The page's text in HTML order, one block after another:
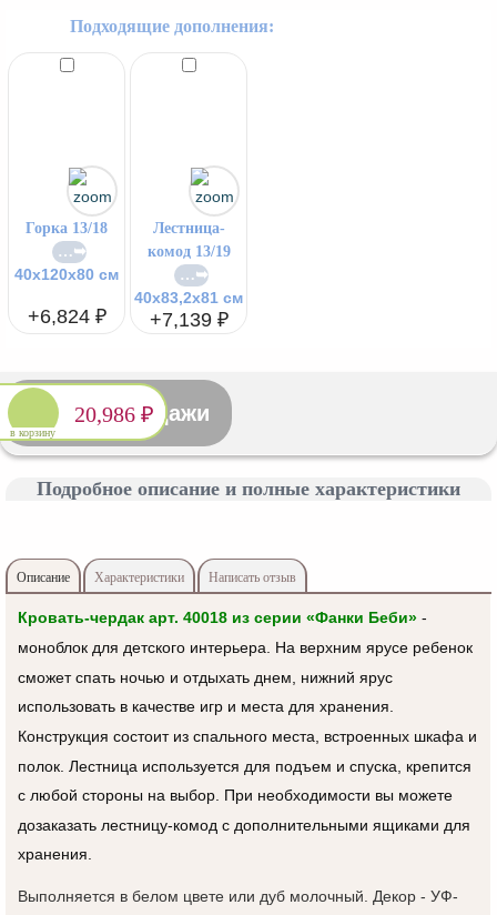
Подходящие дополнения:
Горка 13/18
40x120x80 см
+6,824 ₽
Лестница-
комод 13/19
40x83,2x81 см
+7,139 ₽
в корзину
20,986 ₽
Снято с продажи
Подробное описание и полные характеристики
Описание Характеристики Написать отзыв
Кровать-чердак арт. 40018 из серии «Фанки Беби»-
моноблок для детского интерьера. На верхним ярусе ребенок
сможет спать ночью и отдыхать днем, нижний ярус
использовать в качестве игр и места для хранения.
Конструкция состоит из спального места, встроенных шкафа и
полок. Лестница используется для подъем и спуска, крепится
с любой стороны на выбор. При необходимости вы можете
дозаказать лестницу-комод с дополнительными ящиками для
хранения.
Выполняется в белом цвете или дуб молочный. Декор - УФ-